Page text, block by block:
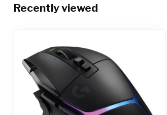
Recently viewed